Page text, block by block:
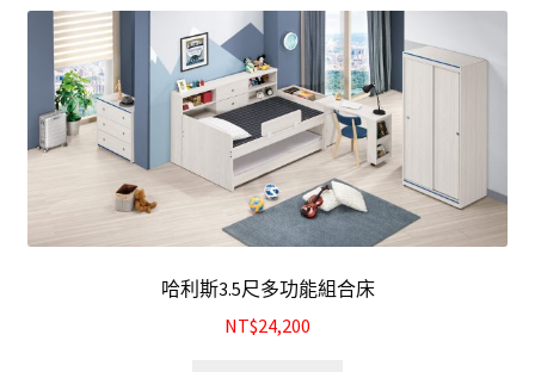
哈利斯3.5尺多功能組合床
NT$24,200